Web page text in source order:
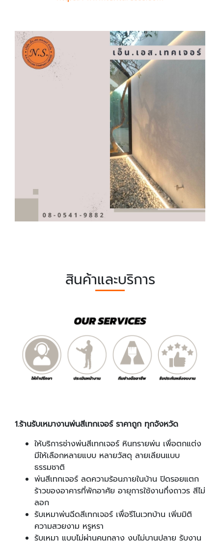
สินค้าและบริการ
1.ร้านรับเหมางานพ่นสีเทกเจอร์ ราคาถูก ทุกจังหวัด
ให้บริการช่างพ่นสีเทกเจอร์ หินทรายพ่น เพื่อตกแต่ง
มีให้เลือกหลายแบบ หลายวัสดุ ลายเลียนแบบ
ธรรมชาติ
พ่นสีเทกเจอร์ ลดความร้อนภายในบ้าน ปิดรอยแตก
ร้าวของอาคารที่พักอาศัย อายุการใช้งานกึ่งถาวร สีไม่
ลอก
รับเหมาพ่นฉีดสีเทกเจอร์ เพื่อรีโนเวทบ้าน เพิ่มมิติ
ความสวยงาม หรูหรา
รับเหมา แบบไม่ผ่านคนกลาง งบไม่บานปลาย รับงาน